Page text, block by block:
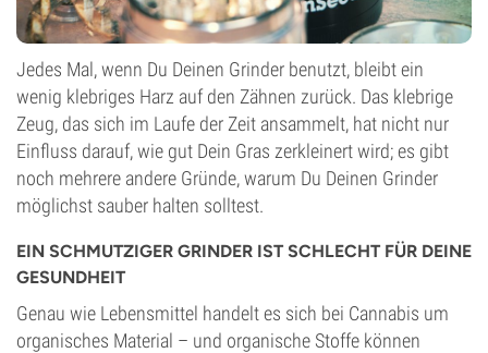
Jedes Mal, wenn Du Deinen Grinder benutzt, bleibt ein
wenig klebriges Harz auf den Zähnen zurück. Das klebrige
Zeug, das sich im Laufe der Zeit ansammelt, hat nicht nur
Einfluss darauf, wie gut Dein Gras zerkleinert wird; es gibt
noch mehrere andere Gründe, warum Du Deinen Grinder
möglichst sauber halten solltest.
EIN SCHMUTZIGER GRINDER IST SCHLECHT FÜR DEINE
GESUNDHEIT
Genau wie Lebensmittel handelt es sich bei Cannabis um
organisches Material – und organische Stoffe können